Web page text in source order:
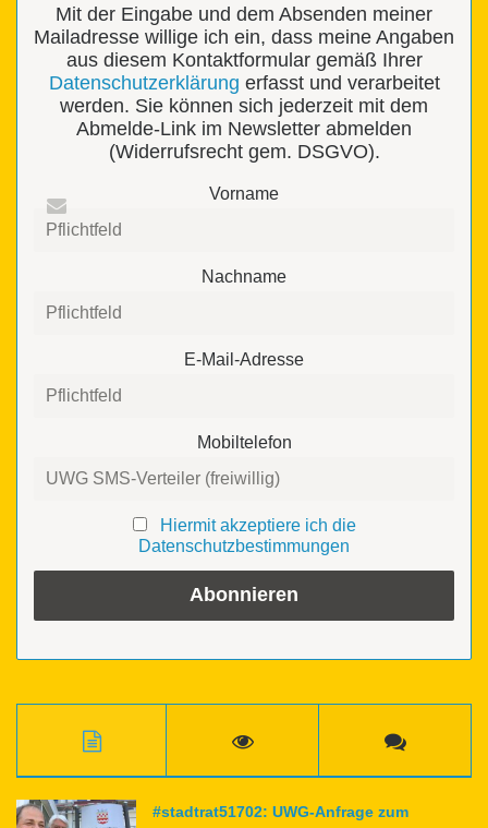
Mit der Eingabe und dem Absenden meiner
Mailadresse willige ich ein, dass meine Angaben
aus diesem Kontaktformular gemäß Ihrer
Datenschutzerklärung erfasst und verarbeitet
werden. Sie können sich jederzeit mit dem
Abmelde-Link im Newsletter abmelden
(Widerrufsrecht gem. DSGVO).
Vorname
Nachname
E-Mail-Adresse
Mobiltelefon
Hiermit akzeptiere ich die
Datenschutzbestimmungen
#stadtrat51702: UWG-Anfrage zum